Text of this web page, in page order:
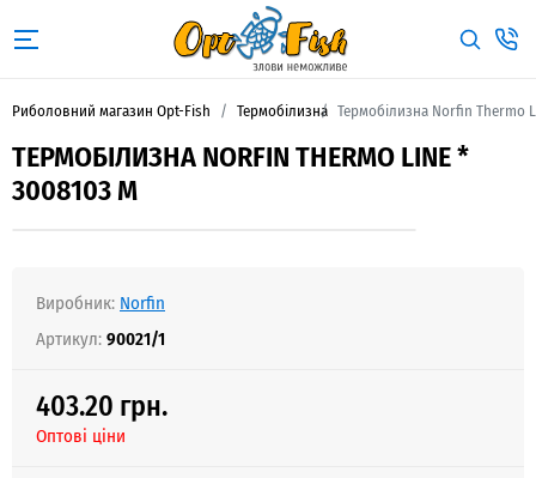
Риболовний магазин Opt-Fish Термобілизна Термобілизна Norfin Thermo
ТЕРМОБІЛИЗНА NORFIN THERMO LINE *
3008103 M
Виробник: Norfin
Артикул:90021/1
403.20 грн.
Оптові ціни